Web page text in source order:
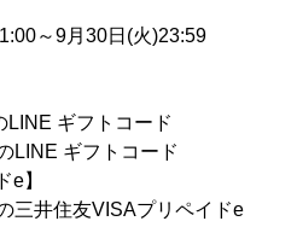
～9月30日(火)23:59
ギフトコード
LINE ギフトコード
e】
三井住友VISAプリペイドe